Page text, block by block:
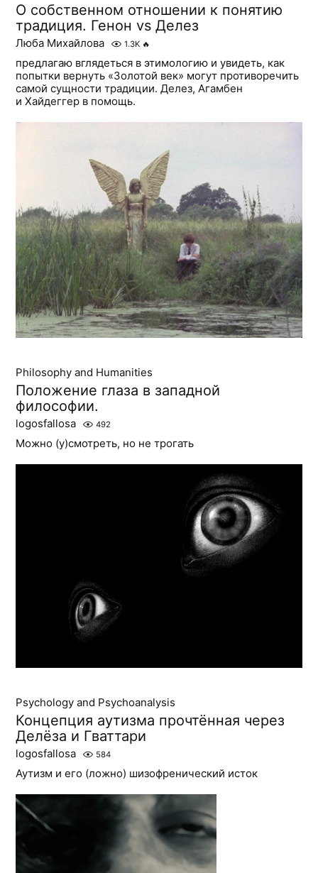
О собственном отношении к понятию
традиция. Генон vs Делез
Люба Михайлова 1.3K 🔥
предлагаю вглядеться в этимологию и увидеть, как
попытки вернуть «Золотой век» могут противоречить
самой сущности традиции. Делез, Агамбен
и Хайдеггер в помощь.
Philosophy and Humanities
Положение глаза в западной
философии.
logosfallosa 492
Можно (у)смотреть, но не трогать
Psychology and Psychoanalysis
Концепция аутизма прочтённая через
Делёза и Гваттари
logosfallosa 584
Аутизм и его (ложно) шизофренический исток